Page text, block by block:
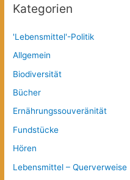
Kategorien
'Lebensmittel'-Politik
Allgemein
Biodiversität
Bücher
Ernährungssouveränität
Fundstücke
Hören
Lebensmittel – Querverweise